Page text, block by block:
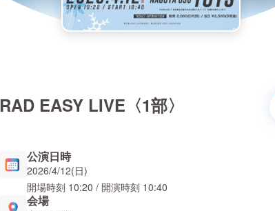
RAD EASY LIVE〈1部〉
公演日時
2026/4/12(日)
開場時刻 10:20 / 開演時刻 10:40
会場